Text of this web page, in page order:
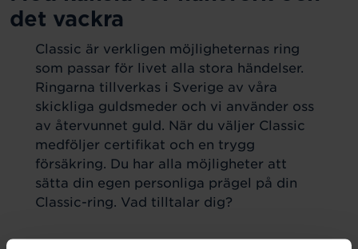
det vackra
Classic är verkligen möjligheternas ring
som passar för livet alla stora händelser.
Ringarna tillverkas i Sverige av våra
skickliga guldsmeder och vi använder oss
av återvunnet guld. När du väljer Classic
medföljer certifikat och en trygg
försäkring. Du har alla möjligheter att
sätta din egen personliga prägel på din
Classic-ring. Vad tilltalar dig?